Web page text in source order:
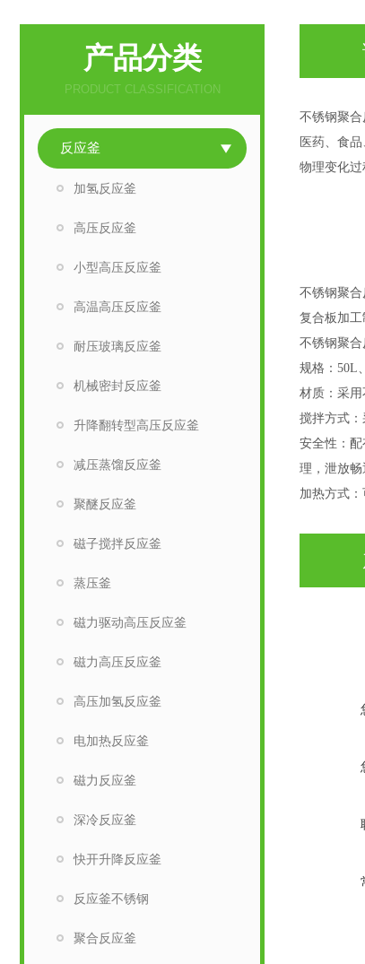
产品分类
PRODUCT CLASSIFICATION
反应釜
加氢反应釜
高压反应釜
小型高压反应釜
高温高压反应釜
耐压玻璃反应釜
机械密封反应釜
升降翻转型高压反应釜
减压蒸馏反应釜
聚醚反应釜
磁子搅拌反应釜
蒸压釜
磁力驱动高压反应釜
磁力高压反应釜
高压加氢反应釜
电加热反应釜
磁力反应釜
深冷反应釜
快开升降反应釜
反应釜不锈钢
聚合反应釜
不锈钢聚
医药、食
物理变化过
不锈钢聚合
复合板加工
不锈钢聚合
规格：50L
材质：采用
搅拌方式：
安全性：
理，泄放畅
加热方式